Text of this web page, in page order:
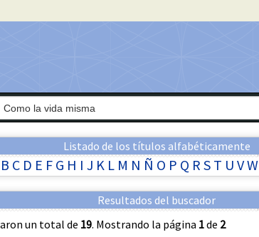
Listado de los títulos alfabéticamente
B C D E F G H I J K L M N Ñ O P Q R S T U VW
Resultados del buscador
un total de 19. Mostrando la página 1de 2